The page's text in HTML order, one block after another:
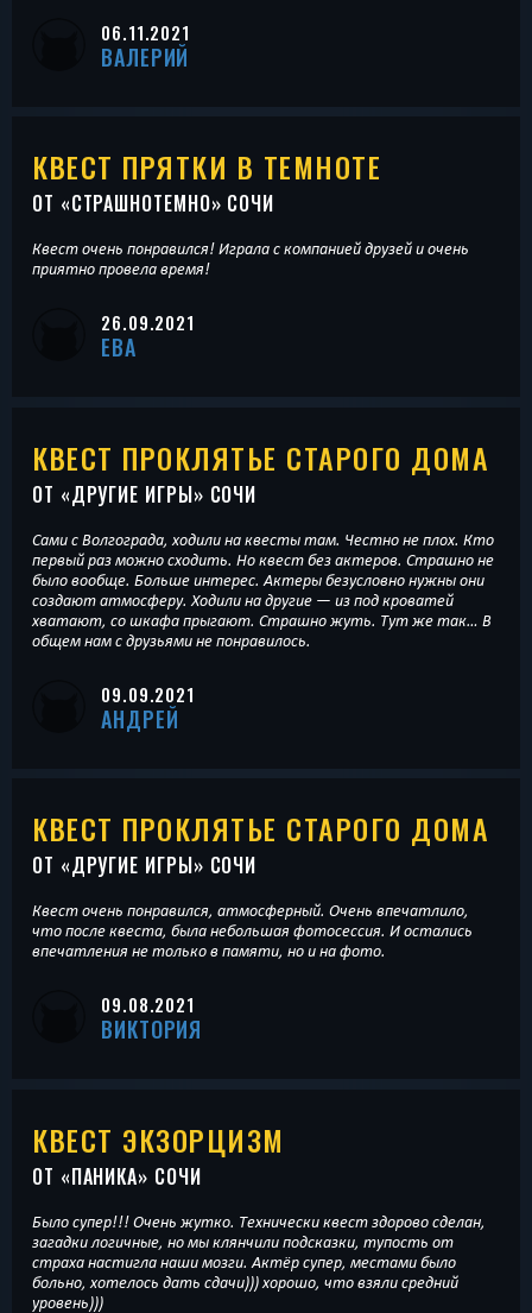
06.11.2021
ВАЛЕРИЙ
КВЕСТ ПРЯТКИ В ТЕМНОТЕ
ОТ «СТРАШНОТЕМНО» СОЧИ
Квест очень понравился! Играла с компанией друзей и очень
приятно провела время!
26.09.2021
ЕВА
КВЕСТ ПРОКЛЯТЬЕ СТАРОГО ДОМА
ОТ «ДРУГИЕ ИГРЫ» СОЧИ
Сами с Волгограда, ходили на квесты там. Честно не плох. Кто
первый раз можно сходить. Но квест без актеров. Страшно не
было вообще. Больше интерес. Актеры безусловно нужны они
создают атмосферу. Ходили на другие — из под кроватей
хватают, со шкафа прыгают. Страшно жуть. Тут же так… В
общем нам с друзьями не понравилось.
09.09.2021
АНДРЕЙ
КВЕСТ ПРОКЛЯТЬЕ СТАРОГО ДОМА
ОТ «ДРУГИЕ ИГРЫ» СОЧИ
Квест очень понравился, атмосферный. Очень впечатлило,
что после квеста, была небольшая фотосессия. И остались
впечатления не только в памяти, но и на фото.
09.08.2021
ВИКТОРИЯ
КВЕСТ ЭКЗОРЦИЗМ
ОТ «ПАНИКА» СОЧИ
Было супер!!! Очень жутко. Технически квест здорово сделан,
загадки логичные, но мы клянчили подсказки, тупость от
страха настигла наши мозги. Актёр супер, местами было
больно, хотелось дать сдачи))) хорошо, что взяли средний
уровень)))